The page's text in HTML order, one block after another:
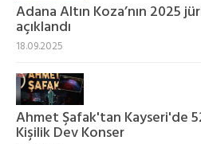
Adana Altın Koza’nın 2025
açıklandı
18.09.2025
Ahmet Şafak'tan Kayseri'de
Kişilik Dev Konser